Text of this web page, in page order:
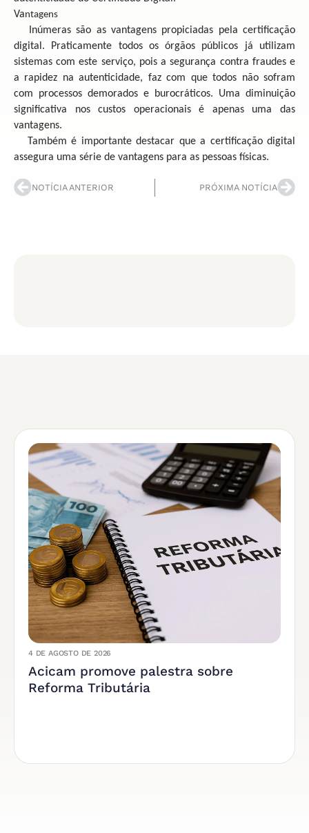
Vantagens
Inúmeras são as vantagens propiciadas pela certificação
digital. Praticamente todos os órgãos públicos já utilizam
sistemas com este serviço, pois a segurança contra fraudes e
a rapidez na autenticidade, faz com que todos não sofram
com processos demorados e burocráticos. Uma diminuição
significativa nos custos operacionais é apenas uma das
vantagens.
Também é importante destacar que a certificação digital
assegura uma série de vantagens para as pessoas físicas.
NOTÍCIA ANTERIOR PRÓXIMA NOTÍCIA
4 DE AGOSTO DE 2026
Acicam promove palestra sobre
Reforma Tributária